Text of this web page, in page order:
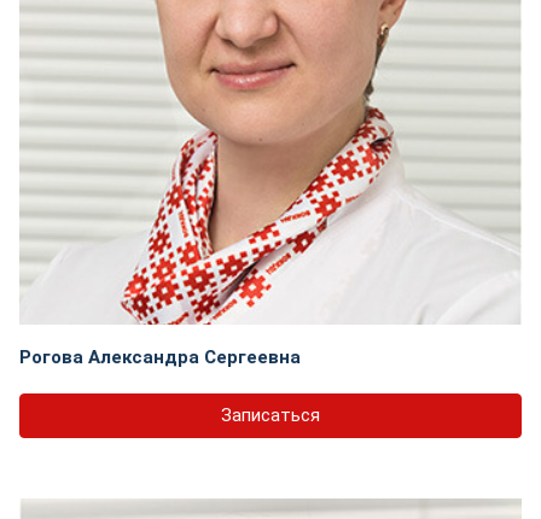
Рогова Александра Сергеевна
Записаться